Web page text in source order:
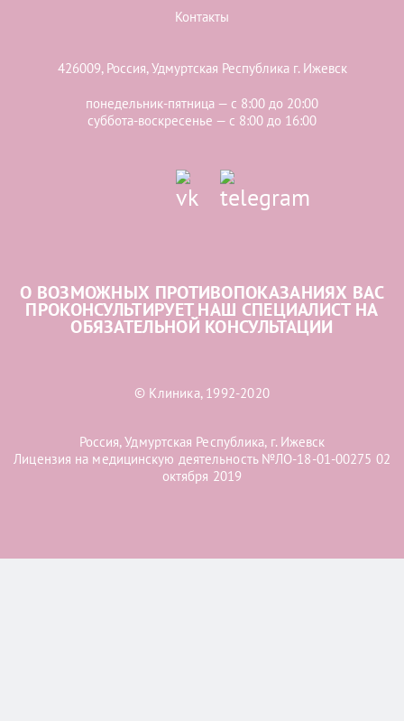
Контакты
426009, Россия, Удмуртская Республика г. Ижевск
понедельник-пятница — с 8:00 до 20:00
суббота-воскресенье — с 8:00 до 16:00
О ВОЗМОЖНЫХ ПРОТИВОПОКАЗАНИЯХ ВАС
ПРОКОНСУЛЬТИРУЕТ НАШ СПЕЦИАЛИСТ НА
ОБЯЗАТЕЛЬНОЙ КОНСУЛЬТАЦИИ
© Клиника, 1992-2020
Россия, Удмуртская Республика, г. Ижевск
Лицензия на медицинскую деятельность №ЛО-18-01-00275 02
октября 2019